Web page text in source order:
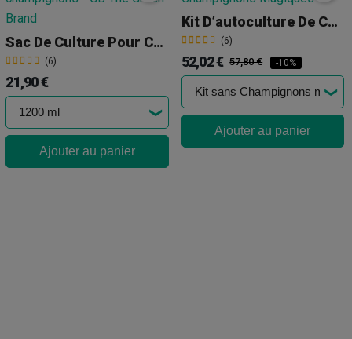
Sac De Culture Pour Champignons
(6)
21,90 €
Ajouter au panier
Kit D’autoculture De Champignons Magiques
(6)
52,02 € 57,80 € -10%
Ajouter au panier